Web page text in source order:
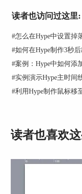
第二步，为矩形
的“元素”选项卡
读者也访问过这里:
#怎么在Hype中设置掉
#如何在Hype制作3秒
#案例：Hype中如何添
#实例演示Hype主时间
#利用Hype制作鼠标移
读者也喜欢